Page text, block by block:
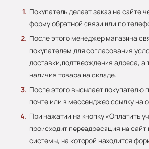
Покупатель делает заказ на сайте
форму обратной связи или по
После этого менеджер магазина
покупателем для согласования
доставки,подтверждения адреса, а
наличия товара на складе.
После этого высылает покупателю
почте или в мессенджер ссылку на
При нажатии на кнопку «Оплатить
происходит переадресация на сайт
системы, на которой находится